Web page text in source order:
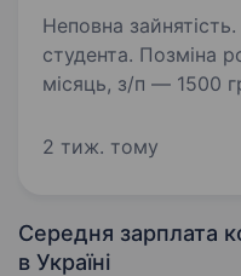
Неповна
студента. Позміна робота, 10−14 змін на
місяць, з/п — 1500 грн./зміна.
будь ласка
2 тиж. тому
Середня зарплата
в Україні